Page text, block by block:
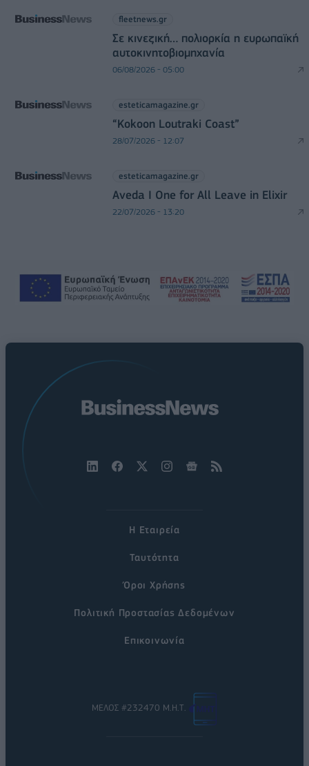
fleetnews.gr
Σε κινεζική… πολιορκία η ευρωπαϊκή
αυτοκινητοβιομηχανία
06/08/2026 - 05:00
esteticamagazine.gr
“Kokoon Loutraki Coast”
28/07/2026 - 12:07
esteticamagazine.gr
Aveda I One for All Leave in Elixir
22/07/2026 - 13:20
Η Εταιρεία
Ταυτότητα
Όροι Χρήσης
Πολιτική Προστασίας Δεδομένων
Επικοινωνία
ΜΕΛΟΣ #232470 Μ.Η.Τ.